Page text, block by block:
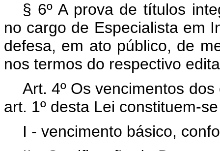
§ 6º A prova de títulos
no cargo de Especialista em
defesa, em ato público, de
nos termos do respectivo
Art. 4º Os vencimentos
art. 1º desta Lei constituem-
I - vencimento básico,